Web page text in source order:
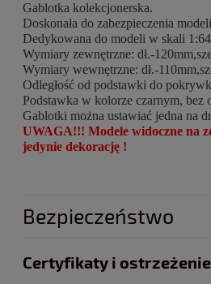
Gablotka kolekcjonerska.
Doskonała do zabezpieczenia
Dedykowana do modeli w skali
Wymiary zewnętrzne: dł.-
Wymiary wewnętrzne: dł.-
Odległość od podstawki do
Podstawka w kolorze czarnym, bez
Gablotki można ustawiać jedna na
UWAGA!!! Modele widoczne na
jedynie dekorację !
Bezpieczeństwo
Certyfikaty i